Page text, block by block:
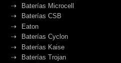
Baterías Microcell
Baterías CSB
Eaton
Baterías Cyclon
Baterías Kaise
Baterías Trojan